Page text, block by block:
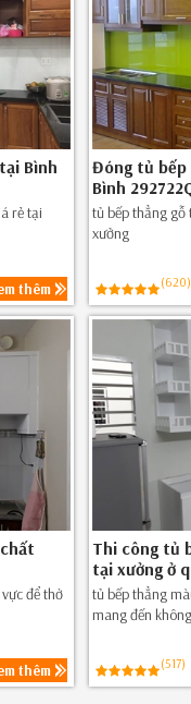
Bình
rẻ tại
thêm
Đóng tủ bếp
Bình
tủ bếp thẳng gỗ
xưởng
(620)
để thờ
thêm
Thi công tủ
tại xưởng ở
tủ bếp thẳng
mang đến
(517)